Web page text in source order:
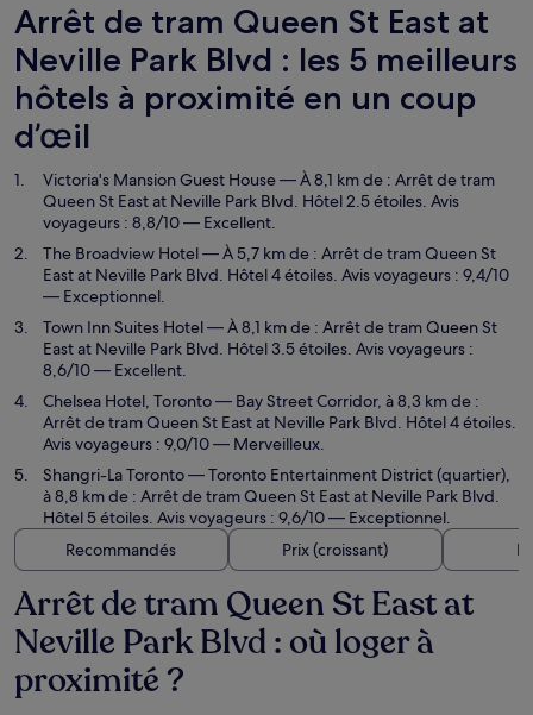
Arrêt de tram Queen St East at
Neville Park Blvd : les 5 meilleurs
hôtels à proximité en un coup
d’œil
Victoria's Mansion Guest House— À 8,1 km de : Arrêt de tram
Queen St East at Neville Park Blvd. Hôtel 2.5 étoiles. Avis
voyageurs : 8,8/10 — Excellent.
The Broadview Hotel— À 5,7 km de : Arrêt de tram Queen St
East at Neville Park Blvd. Hôtel 4 étoiles. Avis voyageurs : 9,4/10
— Exceptionnel.
Town Inn Suites Hotel— À 8,1 km de : Arrêt de tram Queen St
East at Neville Park Blvd. Hôtel 3.5 étoiles. Avis voyageurs :
8,6/10 — Excellent.
Chelsea Hotel, Toronto— Bay Street Corridor, à 8,3 km de :
Arrêt de tram Queen St East at Neville Park Blvd. Hôtel 4 étoiles.
Avis voyageurs : 9,0/10 — Merveilleux.
Shangri-La Toronto— Toronto Entertainment District (quartier),
à 8,8 km de : Arrêt de tram Queen St East at Neville Park Blvd.
Hôtel 5 étoiles. Avis voyageurs : 9,6/10 — Exceptionnel.
Recommandés
Prix (croissant)
Arrêt de tram Queen St East at
Neville Park Blvd : où loger à
proximité ?